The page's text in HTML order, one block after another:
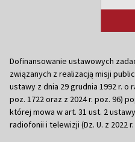
Dofinansowanie ustawowych
związanych z realizacją misji
ustawy z dnia 29 grudnia 1992 r. o
poz. 1722 oraz z 2024 r. poz. 96)
której mowa w art. 31 ust. 2
radiofonii i telewizji (Dz. U. z 2022